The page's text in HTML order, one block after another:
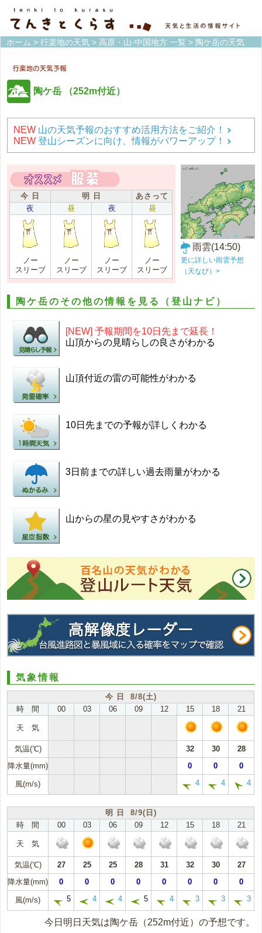
ホーム > 行楽地の天気 > 高原・山-中国地方 一覧 > 陶ケ岳の天気
陶ケ岳 （252m付近）
NEW 山の天気予報のおすすめ活用方法をご紹介！
NEW 登山シーズンに向け、情報がパワーアップ！
今 日 明 日
あさって
夜
昼 夜 昼
ノー
スリーブ
ノー
スリーブ
ノー
スリーブ
ノー
スリーブ
雨雲(14:50)
更に詳しい雨雲予想
（天なび）>
陶ケ岳のその他の情報を見る（登山ナビ）
[NEW] 予報期間を10日先まで延長！
山頂からの見晴らしの良さがわかる
山頂付近の雷の可能性がわかる
10日先までの予報が詳しくわかる
3日前までの詳しい過去雨量がわかる
山からの星の見やすさがわかる
気象情報
今 日 8/8(土)
時 間
00 03 06 09 12 15 18 21
天 気
気温(℃) 32 30
28
降水量(mm)
0 0 0
風(m/s) 4 4 4
明 日 8/9(日)
時 間
00 03 06 09 12 15 18 21
天 気
気温(℃) 27 25 25 28 31 32 30
27
降水量(mm)
0 0 0 0 0 0 0 0
風(m/s) 5 4 4 5 4 3 3 3
今日明日天気は陶ケ岳（252m付近）の予想です。